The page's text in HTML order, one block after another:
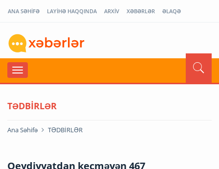
ANA SƏHİFƏ LAYİHƏ HAQQINDA ARXİV XƏBƏRLƏR ƏLAQƏ
TƏDBİRLƏR
Ana Səhifə TƏDBİRLƏR
Qeydiyyatdan keçməyən 467